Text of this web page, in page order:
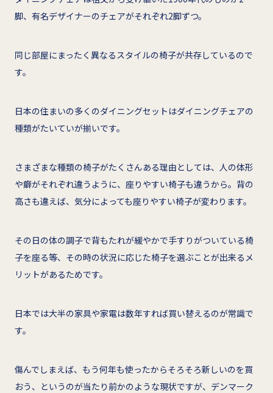
脚、有名デザイナーのチェアがそれぞれ2脚ずつ。
同じ部屋にまったく異なるスタイルの椅子が共存しているので
す。
日本の住まいの多くのダイニングセットはダイニングチェアの
種類がたいていが揃いです。
さまざまな種類の椅子がたくさんある理由としては、人の体形
や癖がそれぞれ違うように、座りやすい椅子も違うから。背の
高さも違えば、気分によっても座りやすい椅子が変わります。
その日の体の調子で背もたれが緩やかで手すりがついている椅
子を座る等、その時の状況に応じた椅子を選ぶことが出来るメ
リットがあるためです。
日本では大半の家具や家電は数年すれば買い替えるのが常識で
す。
傷んでしまえば、もう何年も使ったからそろそろ新しいのを買
おう、というのが当たり前かのような現状ですが、デンマーク